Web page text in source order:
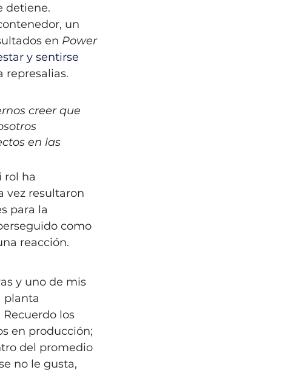
detiene.
un
en Power
y sentirse
represalias.
creer que
en las
rol ha
vez resultaron
para la
como
reacción.
y uno de mis
planta
los
en producción;
del promedio
no le gusta,